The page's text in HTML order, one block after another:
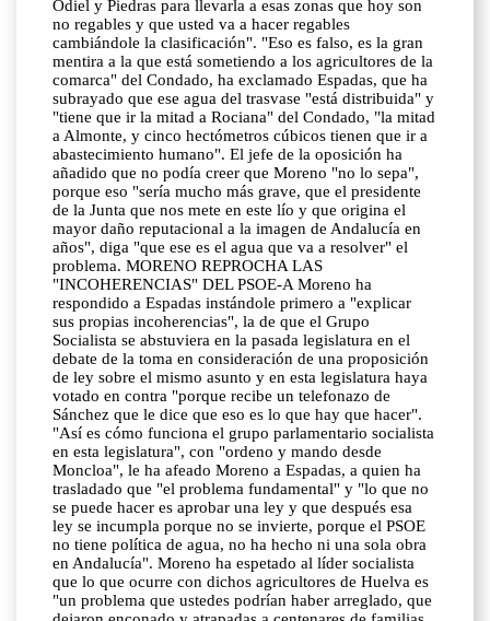
Odiel y Piedras para llevarla a esas zonas que hoy son
no regables y que usted va a hacer regables
cambiándole la clasificación". "Eso es falso, es la gran
mentira a la que está sometiendo a los agricultores de la
comarca" del Condado, ha exclamado Espadas, que ha
subrayado que ese agua del trasvase "está distribuida" y
"tiene que ir la mitad a Rociana" del Condado, "la mitad
a Almonte, y cinco hectómetros cúbicos tienen que ir a
abastecimiento humano". El jefe de la oposición ha
añadido que no podía creer que Moreno "no lo sepa",
porque eso "sería mucho más grave, que el presidente
de la Junta que nos mete en este lío y que origina el
mayor daño reputacional a la imagen de Andalucía en
años", diga "que ese es el agua que va a resolver" el
problema. MORENO REPROCHA LAS
"INCOHERENCIAS" DEL PSOE-A Moreno ha
respondido a Espadas instándole primero a "explicar
sus propias incoherencias", la de que el Grupo
Socialista se abstuviera en la pasada legislatura en el
debate de la toma en consideración de una proposición
de ley sobre el mismo asunto y en esta legislatura haya
votado en contra "porque recibe un telefonazo de
Sánchez que le dice que eso es lo que hay que hacer".
"Así es cómo funciona el grupo parlamentario socialista
en esta legislatura", con "ordeno y mando desde
Moncloa", le ha afeado Moreno a Espadas, a quien ha
trasladado que "el problema fundamental" y "lo que no
se puede hacer es aprobar una ley y que después esa
ley se incumpla porque no se invierte, porque el PSOE
no tiene política de agua, no ha hecho ni una sola obra
en Andalucía". Moreno ha espetado al líder socialista
que lo que ocurre con dichos agricultores de Huelva es
"un problema que ustedes podrían haber arreglado, que